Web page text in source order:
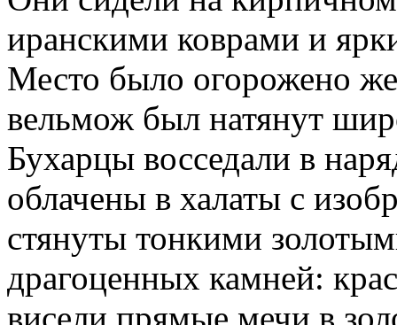
иранскими коврами и
Место было огорожено
вельмож был натянут
Бухарцы восседали в
облачены в халаты с
стянуты тонкими
драгоценных камней:
висели прямые мечи в